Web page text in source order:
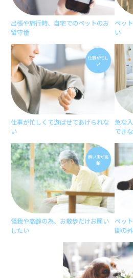
出張や旅行時、 自宅でのペットのお
留守番
ペッ
い
仕事が忙し
い
仕事が忙しくて遊ばせてあげられな
い
急な
でき
飼い主が高
齢
怪我や高齢の為、 お散歩だけお願い
したい
ペッ
間の